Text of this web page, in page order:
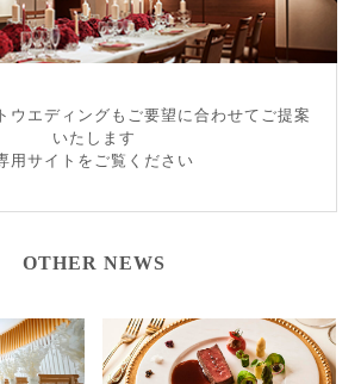
ウエディングもご要望に合わせてご提案
いたします
用サイトをご覧ください
OTHER NEWS